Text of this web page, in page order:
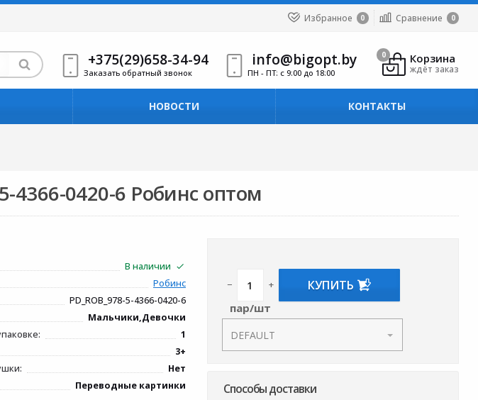
Избранное 0 Сравнение 0
+375(29)658-34-94
Заказать обратный звонок
info@bigopt.by
ПН - ПТ: с 9:00 до 18:00
Корзина
ждёт заказ
0
НОВОСТИ КОНТАКТЫ
4366-0420-6 Робинс оптом
В наличии
Робинс
PD_ROB_978-5-4366-0420-6
Мальчики,Девочки
1
3+
Нет
Переводные картинки
− +
пар/шт
КУПИТЬ
Способы доставки